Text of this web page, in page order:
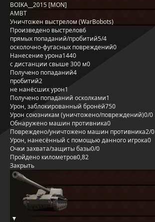
BOIKA__2015 [MON]
AMBT
Уничтожен выстрелом (WarBobots)
Произведено выстрелов6
прямых попаданий/пробитий5/4
осколочно-фугасных повреждений0
Нанесение урона1440
с дистанции свыше 300 м0
Получено попаданий4
пробитий2
не нанёсших урон1
Получено попаданий осколками1
Урон, заблокированный бронёй750
Урон союзникам (уничтожено/повреждений)0/0
Обнаружено машин противника0
Повреждено/уничтожено машин противника2/0
Урон, нанесённый с помощью данного игрока0
Очки захвата/защиты базы0/0
Пройдено километров0,82
Закрыть